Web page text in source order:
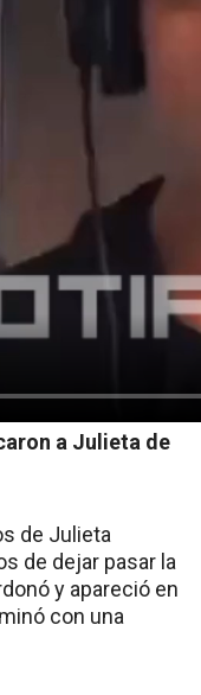
a Julieta de
de Julieta
de dejar pasar la
y apareció en
con una